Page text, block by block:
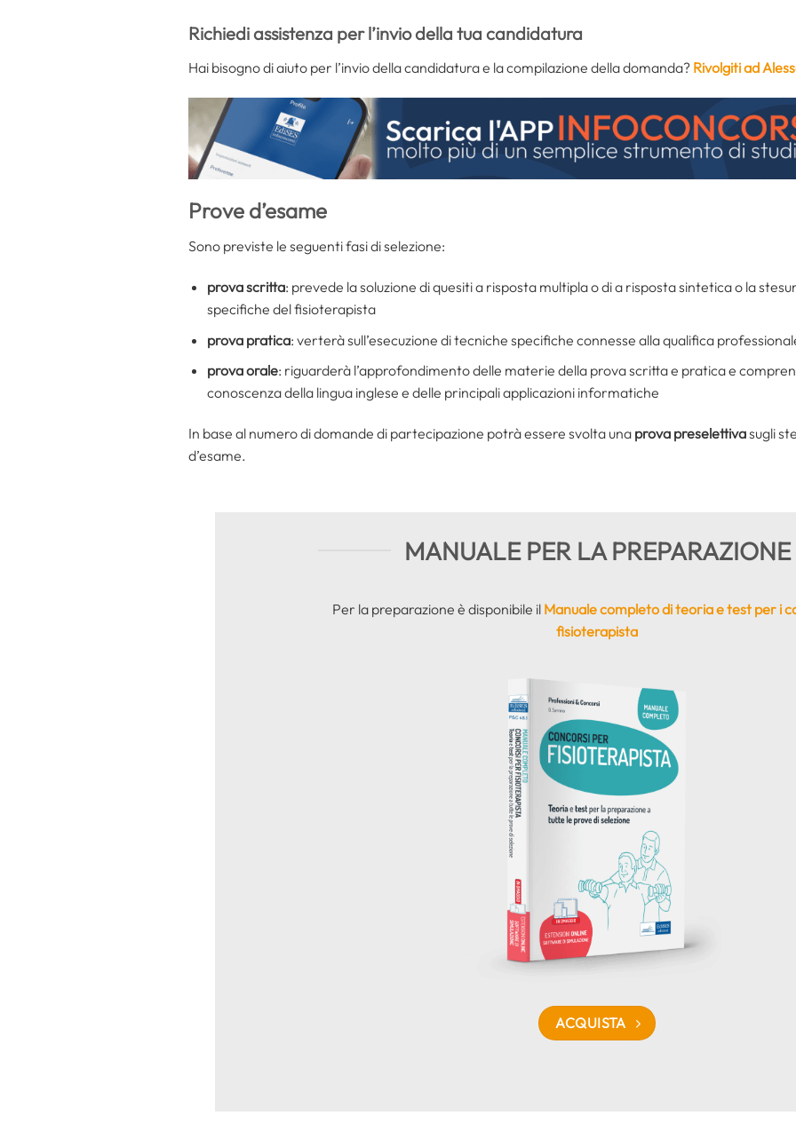
Richiedi assistenza per l’invio della tua candidatura
Hai bisogno di aiuto per l’invio della candidatura e la compilazione della domanda? Rivolgiti ad
Prove d’esame
Sono previste le seguenti fasi di selezione:
prova scritta: prevede la soluzione di quesiti a risposta multipla o di a risposta sintetica o la
specifiche del fisioterapista
prova pratica: verterà sull’esecuzione di tecniche specifiche connesse alla qualifica
prova orale: riguarderà l’approfondimento delle materie della prova scritta e pratica e
conoscenza della lingua inglese e delle principali applicazioni informatiche
In base al numero di domande di partecipazione potrà essere svolta una prova preselettivasugli
d’esame.
MANUALE PER LA PREPARAZIONE
Per la preparazione è disponibile il Manuale completo di teoria e test per i
fisioterapista
ACQUISTA